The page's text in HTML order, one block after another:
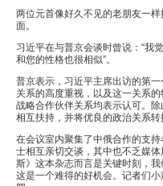
两位元首像好久不见的老朋友一
面。
习近平在与普京会谈时曾说：“我
和您的性格也很相似”。
普京表示，习近平主席出访的第
关系的高度重视，以及这一关系
战略合作伙伴关系均表示认可。
相互扶持，并将优良的政治关系转
在会议室内聚集了中俄合作的支
士相互亲切交谈，其中也不乏媒
斯》这本杂志而言是关键时刻，
这是一个难得的好机会。记者们